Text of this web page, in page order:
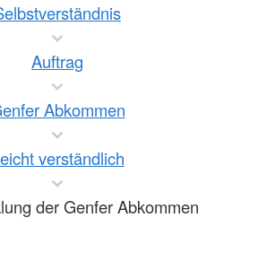
Auftrag
Abkommen
verständlich
der Genfer Abkommen